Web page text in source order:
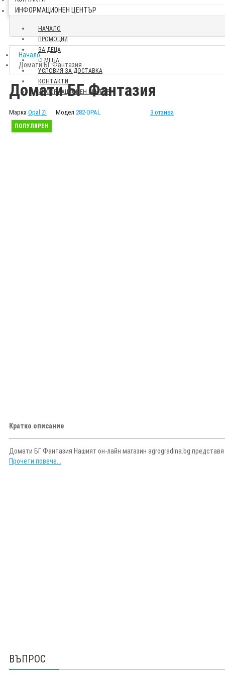
ИНФОРМАЦИОНЕН ЦЕНТЪР
НАЧАЛО
ПРОМОЦИИ
ЗА ДЕЦА
СЕМЕНА
УСЛОВИЯ ЗА ДОСТАВКА
КОНТАКТИ
ИНФОРМАЦИОНЕН ЦЕНТЪР
Начало
Домати БГ Фантазия
Домати БГ Фантазия
Марка Opal Zi Модел 282-OPAL 3 отзива
ПОПУЛЯРЕН
Кратко описание
Домати БГ Фантазия Нашият он-лайн магазин agrogradina.bg
Прочети повече...
ВЪПРОС